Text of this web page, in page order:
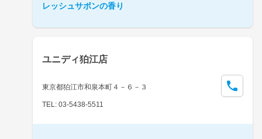
レッシュサボンの香り
ユニディ狛江店
東京都狛江市和泉本町４－６－３
TEL: 03-5438-5511